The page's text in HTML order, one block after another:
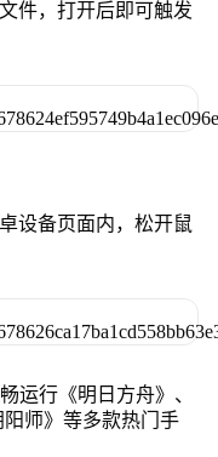
件，打开后即可触发
设备页面内，松开鼠
运行《明日方舟》、
阳师》等多款热门手